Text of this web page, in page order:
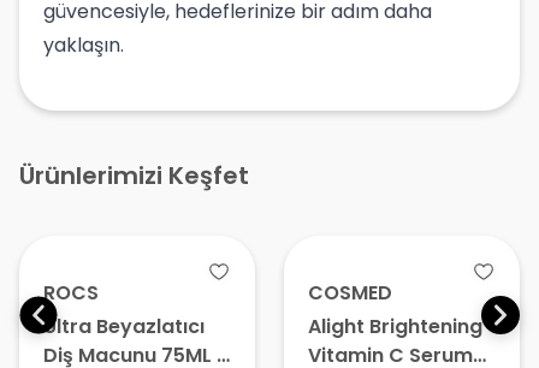
güvencesiyle, hedeflerinize bir adım daha
yaklaşın.
Ürünlerimizi Keşfet
ROCS
Ultra Beyazlatıcı
Diş Macunu 75ML –
COSMED
Alight Brightening
Vitamin C Serum